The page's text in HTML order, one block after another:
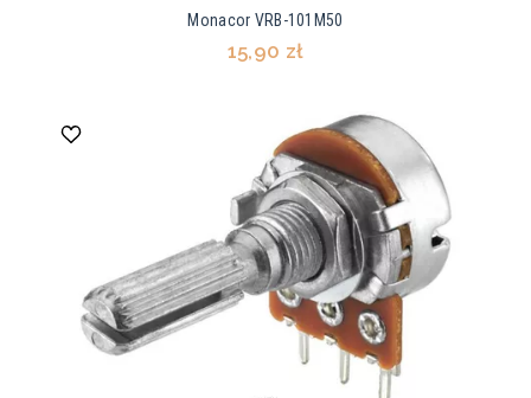
Monacor VRB-101M50
15,90 zł